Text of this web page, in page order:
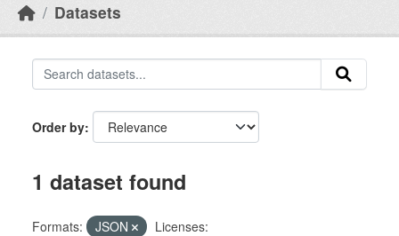
Datasets
Order by
1 dataset found
Formats: JSON
Licenses: